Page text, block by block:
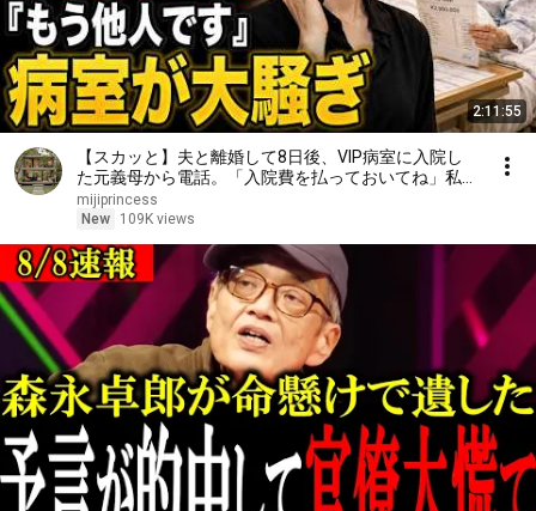
2:11:55
【スカッと】夫と離婚して8日後、VIP病室に入院し
た元義母から電話。「入院費を払っておいてね」私が
「無理です。だって、もう他人ですから」と答えた瞬
間、病室は大騒ぎになった……。
mijiprincess
New
109K views